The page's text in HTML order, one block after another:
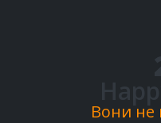
Вони не